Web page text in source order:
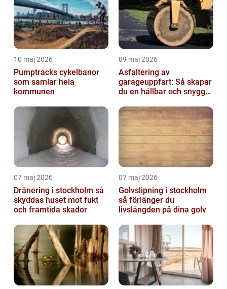
10 maj 2026
Pumptracks cykelbanor
som samlar hela
kommunen
09 maj 2026
Asfaltering av
garageuppfart: Så skapar
du en hållbar och snygg
07 maj 2026
Dränering i stockholm så
skyddas huset mot fukt
och framtida skador
07 maj 2026
Golvslipning i stockholm
så förlänger du
livslängden på dina golv